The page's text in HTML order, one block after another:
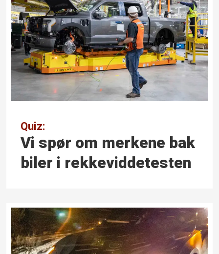
Quiz:
Vi spør om merkene bak
biler i rekkeviddetesten